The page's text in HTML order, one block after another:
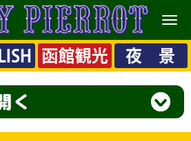
メ
ニ
ュ
ー